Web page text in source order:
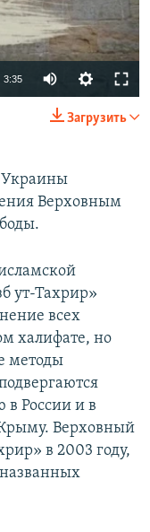
3:35
Загрузить
Украины
Верховным
ут-Тахрир»
всех
халифате, но
методы
в России и в
Верховный
в 2003 году,